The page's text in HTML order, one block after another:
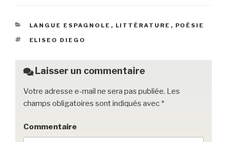
e
b
o
k
er
k
g
CATÉGORIES
LANGUE ESPAGNOLE , LITTÉRATURE , POÉSIE
ÉTIQUETTES
ELISEO DIEGO
Laisser un commentaire
Votre adresse e-mail ne sera pas publiée. Les
champs obligatoires sont indiqués avec *
Commentaire